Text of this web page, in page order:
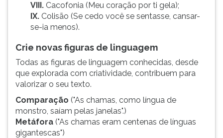
VIII. Cacofonia (Meu coração por ti gela);
IX. Colisão (Se cedo você se sentasse, cansar-
se-ia menos).
Crie novas figuras de linguagem
Todas as figuras de linguagem conhecidas, desde
que explorada com criatividade, contribuem para
valorizar o seu texto.
Comparação ("As chamas, como língua de
monstro, saíam pelas janelas".)
Metáfora ("As chamas eram centenas de línguas
gigantescas")